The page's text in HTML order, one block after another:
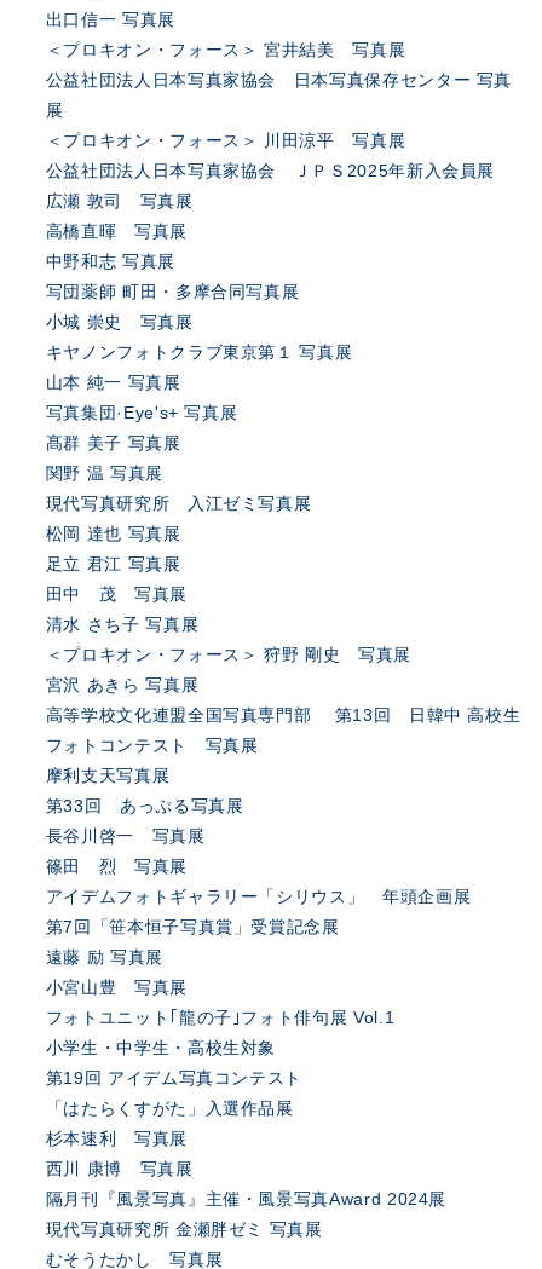
出口信一 写真展
＜プロキオン・フォース＞ 宮井結美 写真展
公益社団法人日本写真家協会 日本写真保存センター 写真
展
＜プロキオン・フォース＞ 川田涼平 写真展
公益社団法人日本写真家協会 ＪＰＳ2025年新入会員展
広瀬 敦司 写真展
高橋直暉 写真展
中野和志 写真展
写団薬師 町田・多摩合同写真展
小城 崇史 写真展
キヤノンフォトクラブ東京第１ 写真展
山本 純一 写真展
写真集団·Eye's+ 写真展
髙群 美子 写真展
関野 温 写真展
現代写真研究所 入江ゼミ写真展
松岡 達也 写真展
足立 君江 写真展
田中 茂 写真展
清水 さち子 写真展
＜プロキオン・フォース＞ 狩野 剛史 写真展
宮沢 あきら 写真展
高等学校文化連盟全国写真専門部 第13回 日韓中 高校生
フォトコンテスト 写真展
摩利支天写真展
第33回 あっぷる写真展
長谷川啓一 写真展
篠田 烈 写真展
アイデムフォトギャラリー「シリウス」 年頭企画展
第7回「笹本恒子写真賞」受賞記念展
遠藤 励 写真展
小宮山豊 写真展
フォトユニット｢龍の子｣フォト俳句展 Vol.1
小学生・中学生・高校生対象
第19回 アイデム写真コンテスト
「はたらくすがた」入選作品展
杉本速利 写真展
西川 康博 写真展
隔月刊『風景写真』主催・風景写真Award 2024展
現代写真研究所 金瀬胖ゼミ 写真展
むそうたかし 写真展